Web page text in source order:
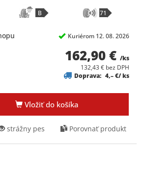
B 71
Kuriérom 12. 08. 2026
Vložiť do košíka
162,90 € /ks
132,43 € bez DPH
Doprava: 4,– €/ ks
strážny pes Porovnať produkt